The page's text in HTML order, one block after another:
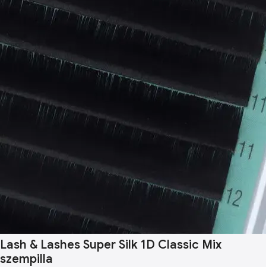
Lash & Lashes Super Silk 1D Classic Mix
szempilla